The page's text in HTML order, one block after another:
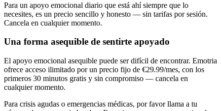
Para un apoyo emocional diario que está ahí siempre que lo
necesites, es un precio sencillo y honesto — sin tarifas por sesión.
Cancela en cualquier momento.
Una forma asequible de sentirte apoyado
El apoyo emocional asequible puede ser difícil de encontrar. Emotria
ofrece acceso ilimitado por un precio fijo de €29.99/mes, con los
primeros 30 minutos gratis y sin compromiso — cancela en
cualquier momento.
Para crisis agudas o emergencias médicas, por favor llama a tu